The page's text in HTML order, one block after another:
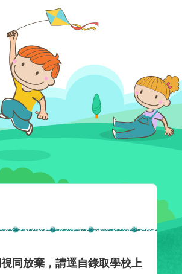
同放棄，請逕自錄取學校上